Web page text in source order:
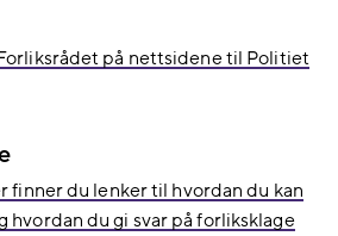
på nettsidene til Politiet
finner du lenker til hvordan du kan
hvordan du gi svar på forliksklage